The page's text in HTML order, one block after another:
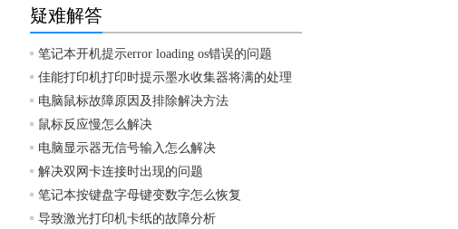
疑难解答
笔记本开机提示error loading os错误的问题
佳能打印机打印时提示墨水收集器将满的处理
电脑鼠标故障原因及排除解决方法
鼠标反应慢怎么解决
电脑显示器无信号输入怎么解决
解决双网卡连接时出现的问题
笔记本按键盘字母键变数字怎么恢复
导致激光打印机卡纸的故障分析